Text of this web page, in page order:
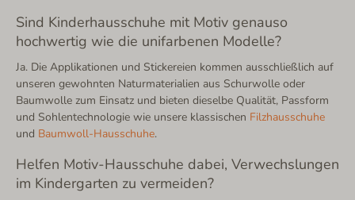
Sind Kinderhausschuhe mit Motiv genauso
hochwertig wie die unifarbenen Modelle?
Ja. Die Applikationen und Stickereien kommen ausschließlich auf
unseren gewohnten Naturmaterialien aus Schurwolle oder
Baumwolle zum Einsatz und bieten dieselbe Qualität, Passform
und Sohlentechnologie wie unsere klassischen Filzhausschuhe
und Baumwoll-Hausschuhe.
Helfen Motiv-Hausschuhe dabei, Verwechslungen
im Kindergarten zu vermeiden?